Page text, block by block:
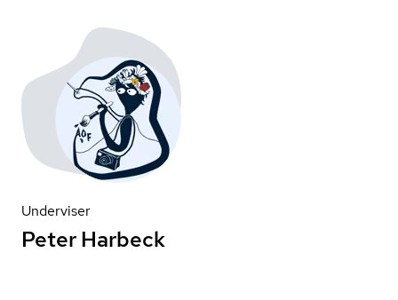
Underviser
Peter Harbeck